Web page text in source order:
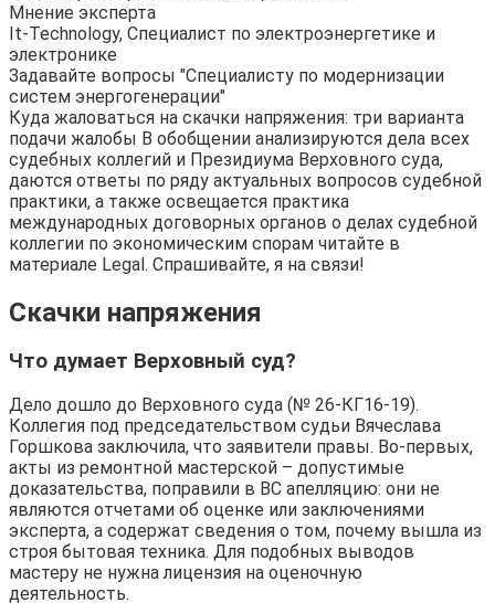
Мнение эксперта
It-Technology, Cпециалист по электроэнергетике и
электронике
Задавайте вопросы "Специалисту по модернизации
систем энергогенерации"
Куда жаловаться на скачки напряжения: три варианта
подачи жалобы В обобщении анализируются дела всех
судебных коллегий и Президиума Верховного суда,
даются ответы по ряду актуальных вопросов судебной
практики, а также освещается практика
международных договорных органов о делах судебной
коллегии по экономическим спорам читайте в
материале Legal. Спрашивайте, я на связи!
Скачки напряжения
Что думает Верховный суд?
Дело дошло до Верховного суда (№ 26-КГ16-19).
Коллегия под председательством судьи Вячеслава
Горшкова заключила, что заявители правы. Во-первых,
акты из ремонтной мастерской – допустимые
доказательства, поправили в ВС апелляцию: они не
являются отчетами об оценке или заключениями
эксперта, а содержат сведения о том, почему вышла из
строя бытовая техника. Для подобных выводов
мастеру не нужна лицензия на оценочную
деятельность.